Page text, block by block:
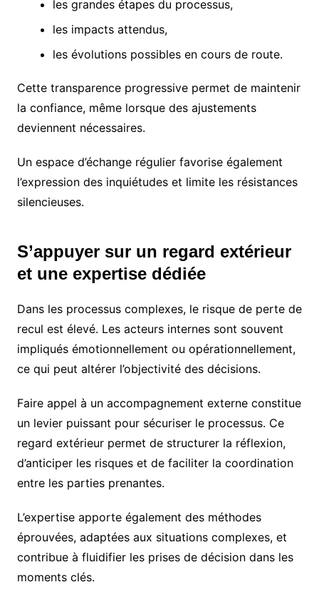
les grandes étapes du processus,
les impacts attendus,
les évolutions possibles en cours de route.
Cette transparence progressive permet de maintenir
la confiance, même lorsque des ajustements
deviennent nécessaires.
Un espace d’échange régulier favorise également
l’expression des inquiétudes et limite les résistances
silencieuses.
S’appuyer sur un regard extérieur
et une expertise dédiée
Dans les processus complexes, le risque de perte de
recul est élevé. Les acteurs internes sont souvent
impliqués émotionnellement ou opérationnellement,
ce qui peut altérer l’objectivité des décisions.
Faire appel à un accompagnement externe constitue
un levier puissant pour sécuriser le processus. Ce
regard extérieur permet de structurer la réflexion,
d’anticiper les risques et de faciliter la coordination
entre les parties prenantes.
L’expertise apporte également des méthodes
éprouvées, adaptées aux situations complexes, et
contribue à fluidifier les prises de décision dans les
moments clés.